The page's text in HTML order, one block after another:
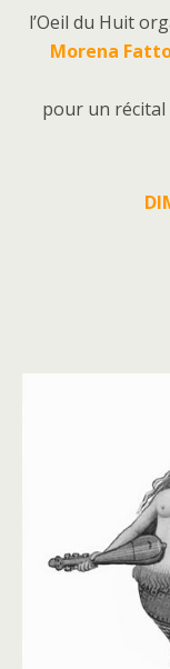
l’Oeil du Huit
Morena
pour un récital